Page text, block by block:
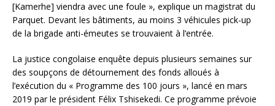
[Kamerhe] viendra avec une foule », explique un magistrat du
Parquet. Devant les bâtiments, au moins 3 véhicules pick-up
de la brigade anti-émeutes se trouvaient à l’entrée.
La justice congolaise enquête depuis plusieurs semaines sur
des soupçons de détournement des fonds alloués à
l’exécution du « Programme des 100 jours », lancé en mars
2019 par le président Félix Tshisekedi. Ce programme prévoie